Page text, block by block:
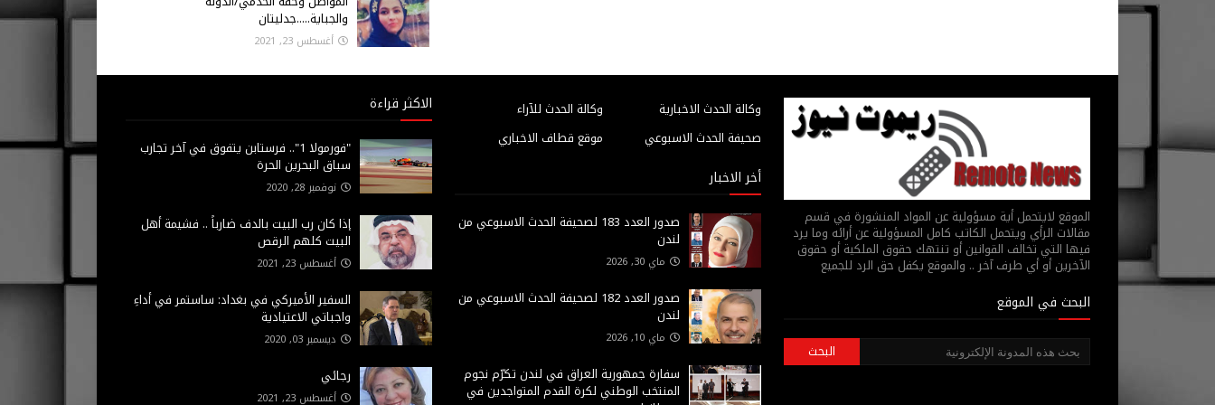
والجباية.....جدليتان
أغسطس 23, 2021
الموقع لايتحمل أية مسؤولية عن المواد المنشورة في قسم
مقالات الرأي ويتحمل الكاتب كامل المسؤولية عن أرائه وما يرد
فيها التي تخالف القوانين أو تنتهك حقوق الملكية أو حقوق
الآخرين أو أي طرف آخر .. والموقع يكفل حق الرد للجميع
البحث في الموقع
وكالة الحدث للآراء
وكالة الحدث الاخبارية
موقع قطاف الاخباري
صحيفة الحدث الاسبوعي
أخر الاخبار
صدور العدد 183 لصحيفة الحدث الاسبوعي من
لندن
ماي 30, 2026
صدور العدد 182 لصحيفة الحدث الاسبوعي من
لندن
ماي 10, 2026
سفارة جمهورية العراق في لندن تكرّم نجوم
المنتخب الوطني لكرة القدم المتواجدين في
الاكثر قراءة
"فورمولا 1".. فرستابن يتفوق في آخر تجارب
سباق البحرين الحرة
نوفمبر 28, 2020
إذا كان رب البيت بالدف ضارباً .. فشيمة أهل
البيت كلهم الرقص
أغسطس 23, 2021
السفير الأميركي في بغداد: ساستمر في أداءِ
واجباتي الاعتيادية
ديسمبر 03, 2020
رجائي
أغسطس 23, 2021